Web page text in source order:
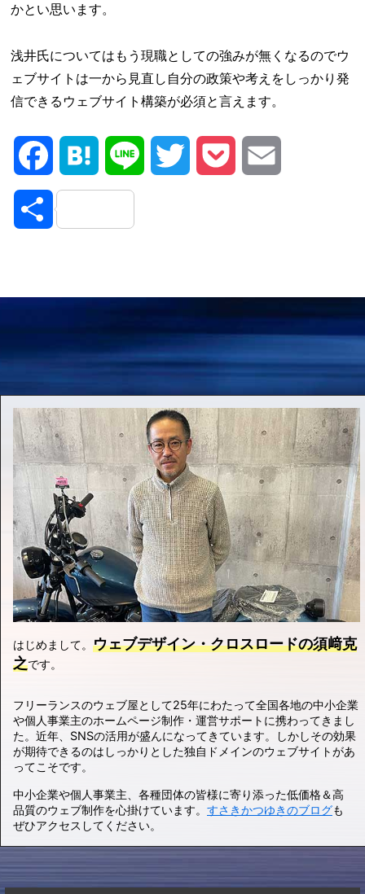
かとい思います。
浅井氏についてはもう現職としての強みが無くなるのでウ
ェブサイトは一から見直し自分の政策や考えをしっかり発
信できるウェブサイト構築が必須と言えます。
FacebookHatena Line Twitter Pocket
共
はじめまして。 ウェブデザイン・クロスロードの須﨑克
之です。
フリーランスのウェブ屋として25年にわたって全国各地の中小企業
や個人事業主のホームページ制作・運営サポートに携わってきまし
た。近年、SNSの活用が盛んになってきています。しかしその効果
が期待できるのはしっかりとした独自ドメインのウェブサイトがあ
ってこそです。
中小企業や個人事業主、各種団体の皆様に寄り添った低価格＆高
品質のウェブ制作を心掛けています。 すさきかつゆきのブログも
ぜひアクセスしてください。